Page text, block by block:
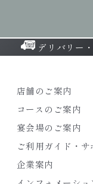
デリバリー
店舗のご案内
コースのご案内
宴会場のご案内
ご利用ガイド・サ
企業案内